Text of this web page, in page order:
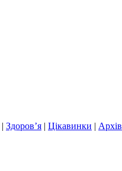
| Здоров’я | Цікавинки | Архів